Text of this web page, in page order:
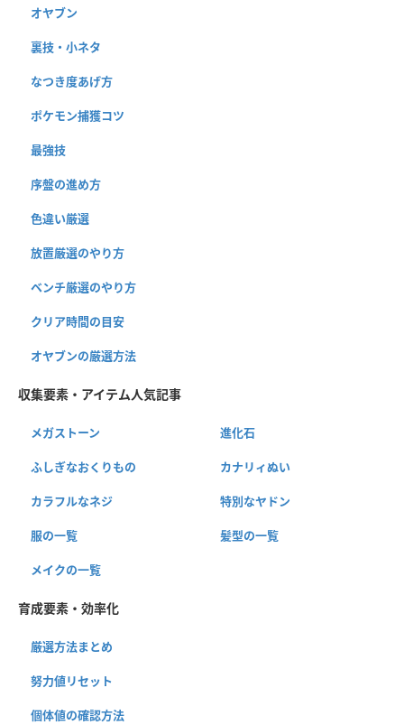
オヤブン
裏技・小ネタ
なつき度あげ方
ポケモン捕獲コツ
最強技
序盤の進め方
色違い厳選
放置厳選のやり方
ベンチ厳選のやり方
クリア時間の目安
オヤブンの厳選方法
収集要素・アイテム人気記事
メガストーン 進化石
ふしぎなおくりもの カナリィぬい
カラフルなネジ 特別なヤドン
服の一覧 髪型の一覧
メイクの一覧
育成要素・効率化
厳選方法まとめ
努力値リセット
個体値の確認方法